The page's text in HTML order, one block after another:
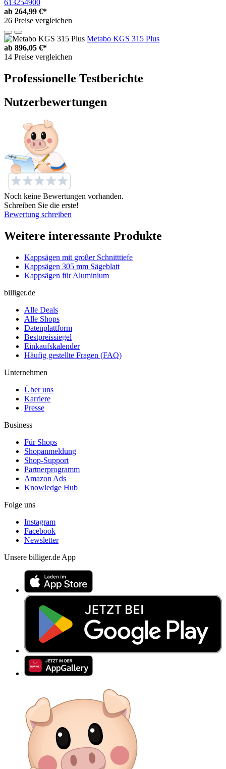
613254900
ab 264,99 €*
26 Preise vergleichen
Metabo KGS 315 Plus
ab 896,05 €*
14 Preise vergleichen
Professionelle Testberichte
Nutzerbewertungen
Noch keine Bewertungen vorhanden.
Schreiben Sie die erste!
Bewertung schreiben
Weitere interessante Produkte
Kappsägen mit großer Schnitttiefe
Kappsägen 305 mm Sägeblatt
Kappsägen für Aluminium
billiger.de
Alle Deals
Alle Shops
Datenplattform
Bestpreissiegel
Einkaufskalender
Häufig gestellte Fragen (FAQ)
Unternehmen
Über uns
Karriere
Presse
Business
Für Shops
Shopanmeldung
Shop-Support
Partnerprogramm
Amazon Ads
Knowledge Hub
Folge uns
Instagram
Facebook
Newsletter
Unsere billiger.de App